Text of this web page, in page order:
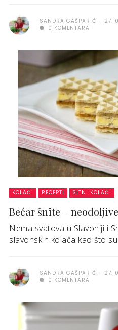
SANDRA GAŠPARIĆ
27.
0 KOMENTARA
KOLAČI RECEPTI SITNI KOLAČI
Bećar šnite –
Nema svatova u Slavoniji i
slavonskih kolača kao što su
SANDRA GAŠPARIĆ
27.
0 KOMENTARA